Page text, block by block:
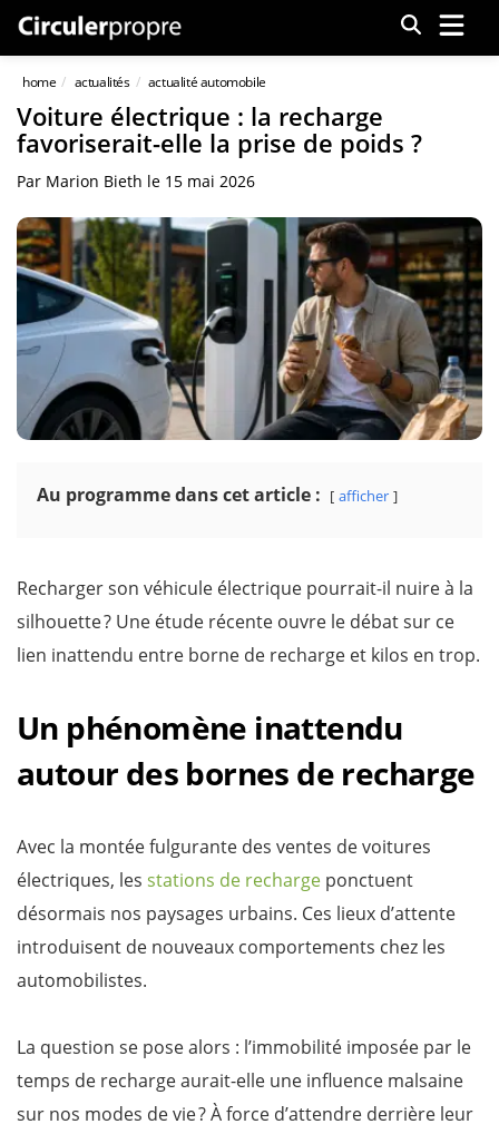
Menu
home actualités actualité automobile
Voiture électrique : la recharge
favoriserait-elle la prise de poids ?
Par Marion Bieth le 15 mai 2026
Au programme dans cet article : afficher
Recharger son véhicule électrique pourrait-il nuire à la
silhouette ? Une étude récente ouvre le débat sur ce
lien inattendu entre borne de recharge et kilos en trop.
Un phénomène inattendu
autour des bornes de recharge
Avec la montée fulgurante des ventes de voitures
électriques, les stations de recharge ponctuent
désormais nos paysages urbains. Ces lieux d’attente
introduisent de nouveaux comportements chez les
automobilistes.
La question se pose alors : l’immobilité imposée par le
temps de recharge aurait-elle une influence malsaine
sur nos modes de vie ? À force d’attendre derrière leur